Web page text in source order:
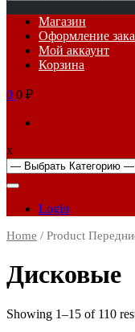
Основное
меню
Магазин
Оформление
Мой аккаунт
Корзина
0 0 ₽
x
Login
Home / Product
Дисковые
Showing 1–15 of 110